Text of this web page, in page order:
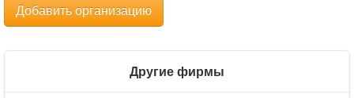
Добавить организацию
Другие фирмы